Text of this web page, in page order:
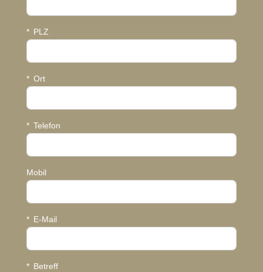
PLZ
Ort
Telefon
Mobil
E-Mail
Betreff